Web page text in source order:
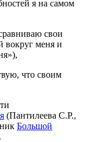
я на самом
свои
вокруг меня и
что своим
(Пантилеева С.Р.,
Большой